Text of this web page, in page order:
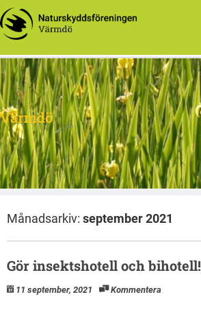
Värmdö
Månadsarkiv: september 2021
Gör insektshotell och bihotell!
11 september, 2021 Kommentera